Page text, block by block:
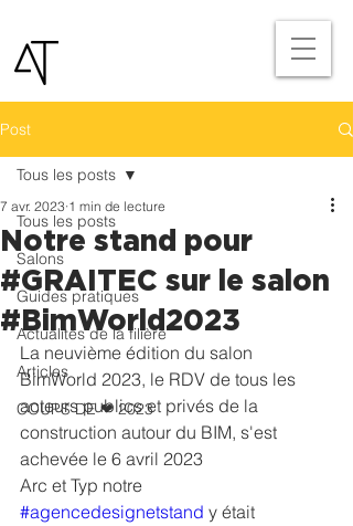
Post
Tous les posts
Salons
Guides pratiques
Actualités de la filière
Articles
COUPS DE ❤ 2023
Tous les posts
Notre stand pour
#GRAITEC sur le salon
#BimWorld2023
7 avr. 2023 1 min de lecture
La neuvième édition du salon
BimWorld 2023, le RDV de tous les
acteurs publics et privés de la
construction autour du BIM, s'est
achevée le 6 avril 2023
Arc et Typ notre
#agencedesignetstand y était